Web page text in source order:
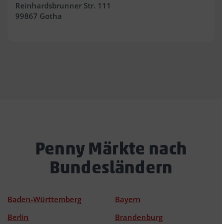
Reinhardsbrunner Str. 111
99867 Gotha
Penny Märkte nach
Bundesländern
Baden-Württemberg
Bayern
Berlin
Brandenburg